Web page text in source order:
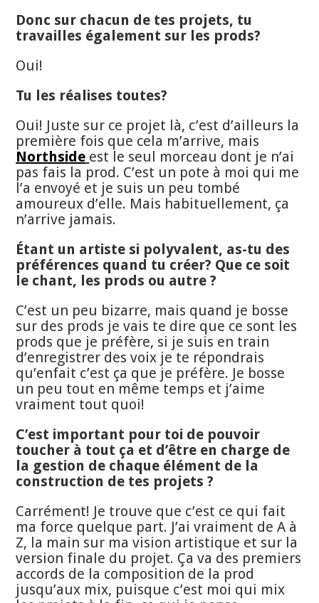
Donc sur chacun de tes projets, tu
travailles également sur les prods?
Oui!
Tu les réalises toutes?
Oui! Juste sur ce projet là, c’est d’ailleurs la
première fois que cela m’arrive, mais
Northside est le seul morceau dont je n’ai
pas fais la prod. C’est un pote à moi qui me
l’a envoyé et je suis un peu tombé
amoureux d’elle. Mais habituellement, ça
n’arrive jamais.
Étant un artiste si polyvalent, as-tu des
préférences quand tu créer? Que ce soit
le chant, les prods ou autre ?
C’est un peu bizarre, mais quand je bosse
sur des prods je vais te dire que ce sont les
prods que je préfère, si je suis en train
d’enregistrer des voix je te répondrais
qu’enfait c’est ça que je préfère. Je bosse
un peu tout en même temps et j’aime
vraiment tout quoi!
C’est important pour toi de pouvoir
toucher à tout ça et d’être en charge de
la gestion de chaque élément de la
construction de tes projets ?
Carrément! Je trouve que c’est ce qui fait
ma force quelque part. J’ai vraiment de A à
Z, la main sur ma vision artistique et sur la
version finale du projet. Ça va des premiers
accords de la composition de la prod
jusqu’aux mix, puisque c’est moi qui mix